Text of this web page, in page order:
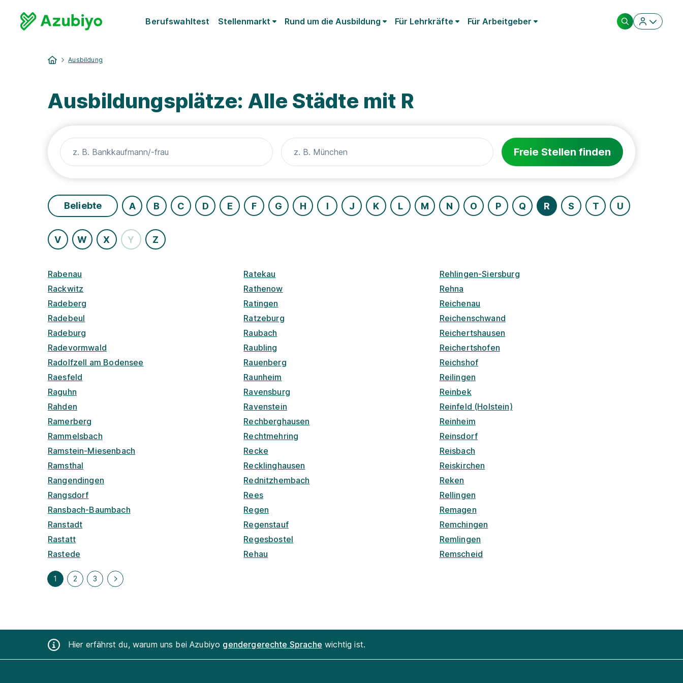
Berufswahltest Stellenmarkt Rund um die Ausbildung Für Lehrkräfte Für Arbeitgeber
Ausbildung
Ausbildungsplätze: Alle Städte mit R
Freie Stellen finden
Beliebte A B C D E F G H I J K L M N O P Q R S T U
V W X Y Z
Rabenau
Rackwitz
Radeberg
Radebeul
Radeburg
Radevormwald
Radolfzell am Bodensee
Raesfeld
Raguhn
Rahden
Ramerberg
Rammelsbach
Ramstein-Miesenbach
Ramsthal
Rangendingen
Rangsdorf
Ransbach-Baumbach
Ranstadt
Rastatt
Rastede
Ratekau
Rathenow
Ratingen
Ratzeburg
Raubach
Raubling
Rauenberg
Raunheim
Ravensburg
Ravenstein
Rechberghausen
Rechtmehring
Recke
Recklinghausen
Rednitzhembach
Rees
Regen
Regenstauf
Regesbostel
Rehau
Rehlingen-Siersburg
Rehna
Reichenau
Reichenschwand
Reichertshausen
Reichertshofen
Reichshof
Reilingen
Reinbek
Reinfeld (Holstein)
Reinheim
Reinsdorf
Reisbach
Reiskirchen
Reken
Rellingen
Remagen
Remchingen
Remlingen
Remscheid
1 2 3
Hier erfährst du, warum uns bei Azubiyo gendergerechte Sprache wichtig ist.